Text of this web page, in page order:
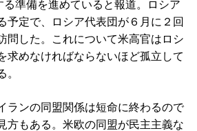
る準備を進めていると報道。ロシア
予定で、ロシア代表団が６月に２回
問した。これについて米高官はロシ
求めなければならないほど孤立して
。
ランの同盟関係は短命に終わるので
方もある。米欧の同盟が民主主義な